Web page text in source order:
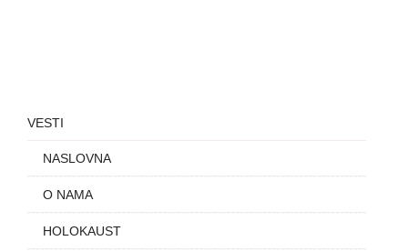
VESTI
NASLOVNA
O NAMA
HOLOKAUST